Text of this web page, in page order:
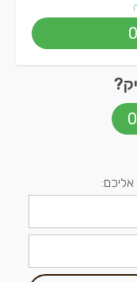
אליכם: